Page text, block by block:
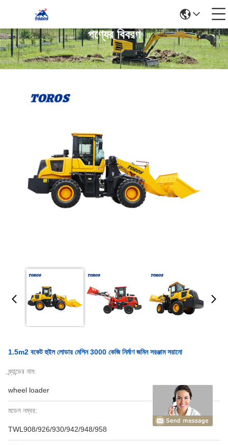
পণ্যের বিবরণ
1.5m2 বকেট হুইল লোডার মেশিন 3000 কেজি নির্মাণ জমিন সরঞ্জাম সরানো
ব্র্যান্ডের নাম:
wheel loader
মডেল নম্বর:
TWL908/926/930/942/948/958